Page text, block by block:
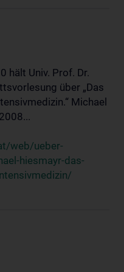
hält Univ. Prof. Dr.
über „Das
Michael
web/ueber-
hiesmayr-das-